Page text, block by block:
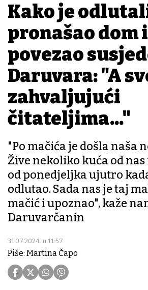
Kako je
pronašao dom i
povezao
Daruvara: "A
zahvaljujući
čitateljima..."
"Po mačića je došla naša
Žive nekoliko kuća od
od ponedjeljka ujutro
odlutao. Sada nas je taj
mačić i upoznao", kaže
Daruvarčanin
31.07.2024. u 11:57
Piše: Martina Čapo